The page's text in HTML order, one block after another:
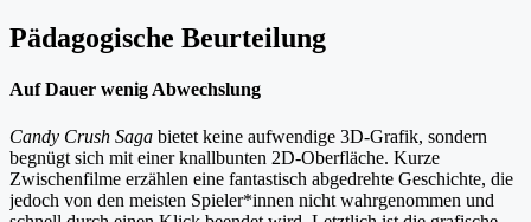
Pädagogische Beurteilung
Auf Dauer wenig Abwechslung
Candy Crush Saga bietet keine aufwendige 3D-Grafik, sondern
begnügt sich mit einer knallbunten 2D-Oberfläche. Kurze
Zwischenfilme erzählen eine fantastisch abgedrehte Geschichte, die
jedoch von den meisten Spieler*innen nicht wahrgenommen und